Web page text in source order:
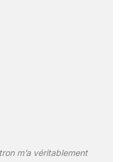
4 roues et inclut
élément de
Technic créé
pour le set
adoreront
leur voiture
à
L'Audi RS Q e-
m’a véritablement